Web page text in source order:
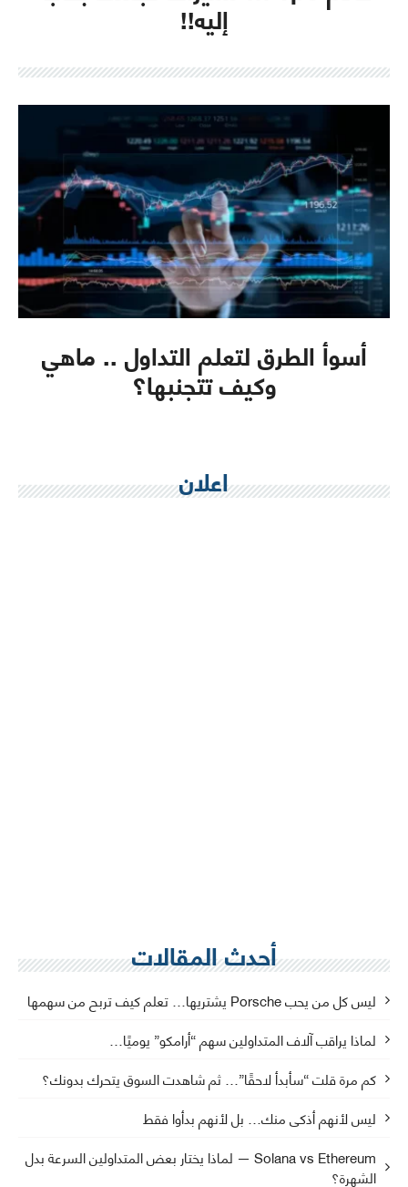
إليه!!
أسوأ الطرق لتعلم التداول .. ماهي
وكيف تتجنبها؟
اعلان
أحدث المقالات
ليس كل من يحب Porsche يشتريها… تعلم كيف تربح من سهمها
لماذا يراقب آلاف المتداولين سهم “أرامكو” يوميًا…
كم مرة قلت “سأبدأ لاحقًا”… ثم شاهدت السوق يتحرك بدونك؟
ليس لأنهم أذكى منك… بل لأنهم بدأوا فقط
Solana vs Ethereum — لماذا يختار بعض المتداولين السرعة بدل
الشهرة؟